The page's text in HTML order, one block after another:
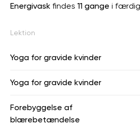
Energivask findes 11 gange i
Lektion
Yoga for gravide kvinder
Yoga for gravide kvinder
Forebyggelse af
blærebetændelse